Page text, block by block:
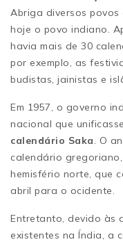
Abriga diversos povos
hoje o povo indiano.
havia mais de 30
por exemplo, as
budistas, jainistas e
Em 1957, o governo
nacional que
calendário Saka. O
calendário
hemisfério norte, que
abril para o ocidente.
Entretanto, devido às
existentes na Índia, a